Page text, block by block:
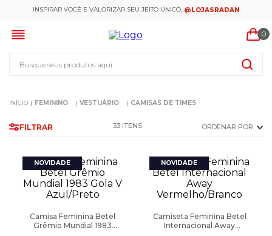
INSPIRAR VOCÊ E VALORIZAR SEU JEITO ÚNICO, @LOJASRADAN
0
FEMININO VESTUÁRIO CAMISAS DE TIMES
FILTRAR 33 ORDENAR POR
Camisa Feminina Betel
Grêmio Mundial 1983
Camiseta Feminina Betel
Internacional Away